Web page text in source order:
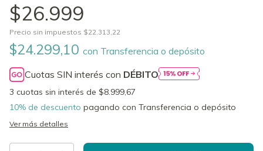
$26.999
Precio sin impuestos $22.313,22
$24.299,10 con Transferencia o depósito
Cuotas SIN interés con DÉBITO
3 cuotas sin interés de $8.999,67
10% de descuento pagando con Transferencia o depósito
Ver más detalles